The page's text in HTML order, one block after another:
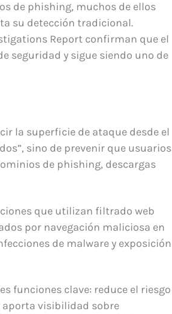
de phishing, muchos de ellos
su detección tradicional.
Report confirman que el
seguridad y sigue siendo uno de
la superficie de ataque desde el
sino de prevenir que usuarios
de phishing, descargas
que utilizan filtrado web
por navegación maliciosa en
de malware y exposición
funciones clave: reduce el riesgo
visibilidad sobre